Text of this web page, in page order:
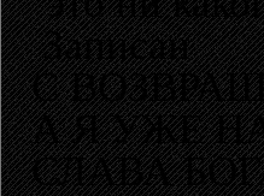
Записан
С
А Я УЖЕ
СЛАВА